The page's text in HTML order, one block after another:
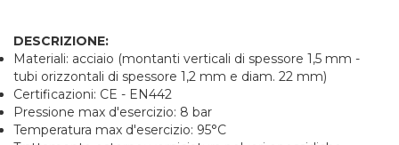
DESCRIZIONE:
Materiali: acciaio (montanti verticali di spessore 1,5 mm -
tubi orizzontali di spessore 1,2 mm e diam. 22 mm)
Certificazioni: CE - EN442
Pressione max d'esercizio: 8 bar
Temperatura max d'esercizio: 95°C